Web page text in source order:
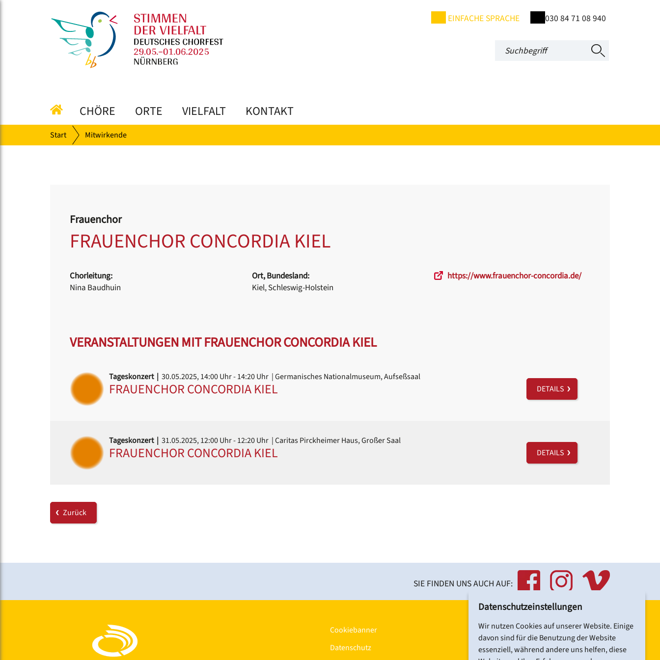
EINFACHE SPRACHE 030 84 71 08 940
CHÖRE ORTE VIELFALT KONTAKT
Start Mitwirkende
Frauenchor
FRAUENCHOR CONCORDIA KIEL
Chorleitung:
Nina Baudhuin
Ort, Bundesland:
Kiel, Schleswig-Holstein
https://www.frauenchor-concordia.de/
VERANSTALTUNGEN MIT FRAUENCHOR CONCORDIA KIEL
Tageskonzert | 30.05.2025, 14:00 Uhr- 14:20 Uhr | Germanisches Nationalmuseum, Aufseßsaal
FRAUENCHOR CONCORDIA KIEL DETAILS
Tageskonzert | 31.05.2025, 12:00 Uhr- 12:20 Uhr | Caritas Pirckheimer Haus, Großer Saal
FRAUENCHOR CONCORDIA KIEL DETAILS
Zurück
SIE FINDEN UNS AUCH AUF:
Cookiebanner
Datenschutz
Datenschutzeinstellungen
Wir nutzen Cookies auf unserer Website. Einige
davon sind für die Benutzung der Website
essenziell, während andere uns helfen, diese